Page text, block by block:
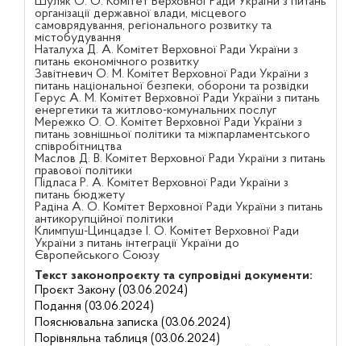
організації державної влади, місцевого
самоврядування, регіонального розвитку та
містобудування
Наталуха Д. А. Комітет Верховної Ради України з
питань економічного розвитку
Завітневич О. М. Комітет Верховної Ради України з
питань національної безпеки, оборони та розвідки
Герус А. М. Комітет Верховної Ради України з питань
енергетики та житлово-комунальних послуг
Мережко О. О. Комітет Верховної Ради України з
питань зовнішньої політики та міжпарламентського
співробітництва
Маслов Д. В. Комітет Верховної Ради України з питань
правової політики
Підласа Р. А. Комітет Верховної Ради України з
питань бюджету
Радіна А. О. Комітет Верховної Ради України з питань
антикорупційної політики
Климпуш-Цинцадзе І. О. Комітет Верховної Ради
України з питань інтеграції України до
Європейського Союзу
Текст законопроєкту та супровідні документи:
Проєкт Закону (03.06.2024)
Подання (03.06.2024)
Пояснювальна записка (03.06.2024)
Порівняльна таблиця (03.06.2024)